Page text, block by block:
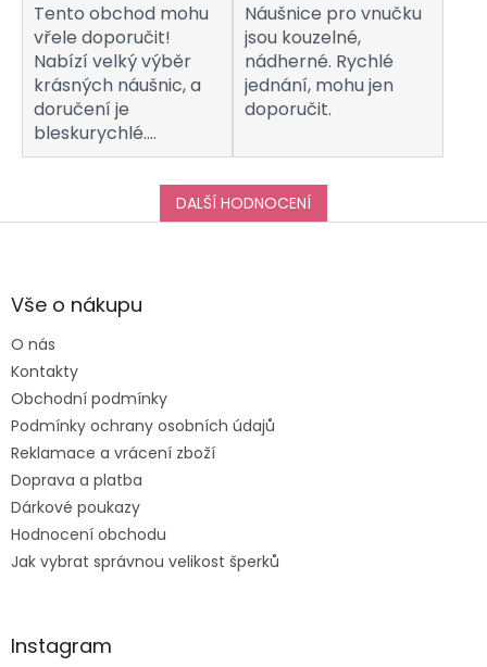
Tento obchod mohu
vřele doporučit!
Nabízí velký výběr
krásných náušnic, a
doručení je
bleskurychlé.
Komunikaci s
obchodem hodnotím
taktéž na jedničku!
Děkuji za vše, a určitě
Náušnice pro vnučku
jsou kouzelné,
nádherné. Rychlé
jednání, mohu jen
doporučit.
DALŠÍ HODNOCENÍ
Z
aVše o nákupu
O nás
Kontakty
Obchodní podmínky
Podmínky ochrany osobních údajů
Reklamace a vrácení zboží
Doprava a platba
Dárkové poukazy
Hodnocení obchodu
Jak vybrat správnou velikost šperků
Instagram